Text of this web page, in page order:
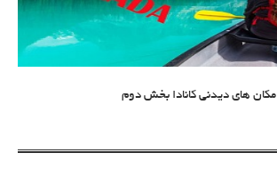
مکان های دیدنی کانادا بخش دوم